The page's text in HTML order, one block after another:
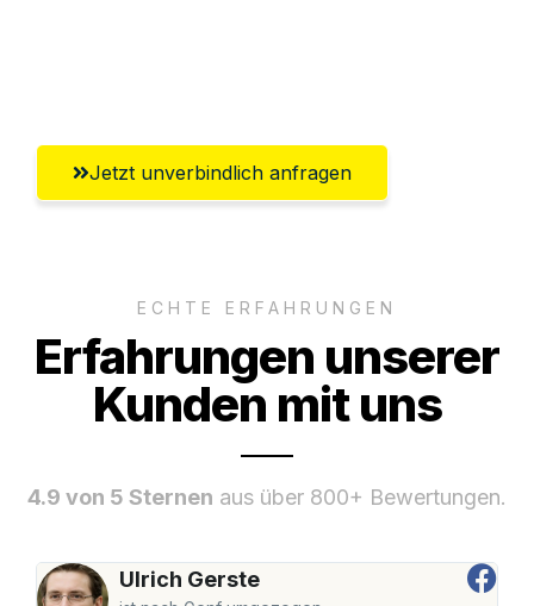
Jetzt unverbindlich anfragen
ECHTE ERFAHRUNGEN
Erfahrungen unserer
Kunden mit uns
4.9 von 5 Sternen aus über 800+ Bewertungen.
Ulrich Gerste